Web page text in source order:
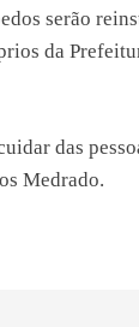
serão
da
das
Medrado.